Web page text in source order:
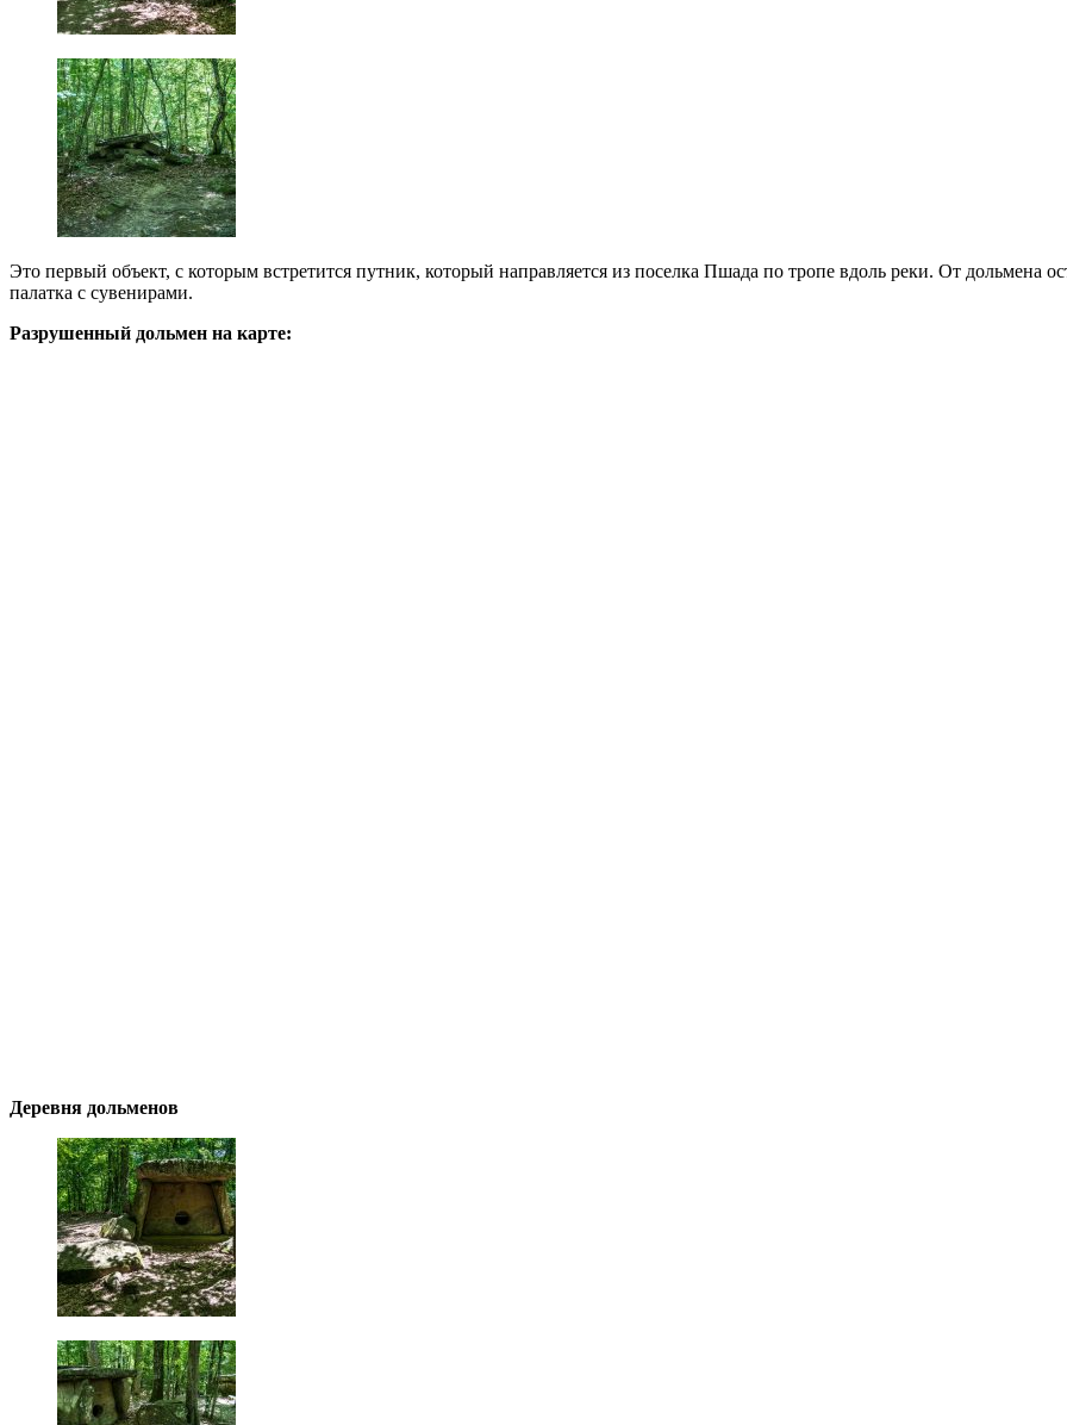
Это первый объект, с которым встретится путник, который направляется из поселка Пшада по тропе вдоль реки. От дольмена
палатка с сувенирами.
Разрушенный дольмен на карте:
Деревня дольменов